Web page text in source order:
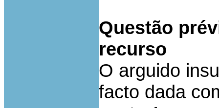
Questão
recurso
O arguido
facto dada